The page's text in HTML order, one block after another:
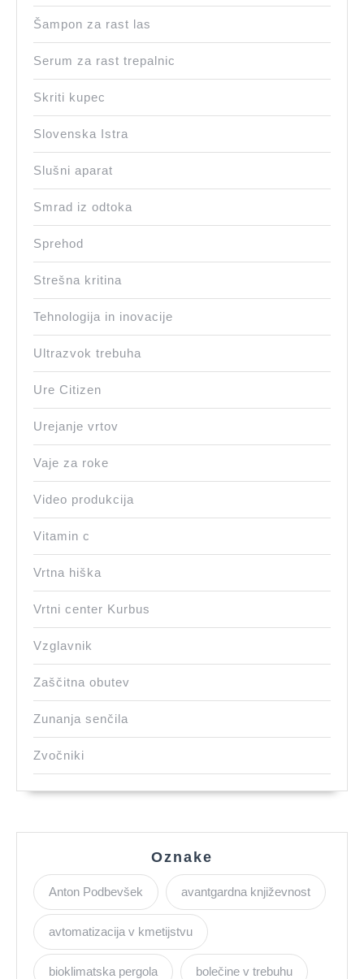
Šampon za rast las
Serum za rast trepalnic
Skriti kupec
Slovenska Istra
Slušni aparat
Smrad iz odtoka
Sprehod
Strešna kritina
Tehnologija in inovacije
Ultrazvok trebuha
Ure Citizen
Urejanje vrtov
Vaje za roke
Video produkcija
Vitamin c
Vrtna hiška
Vrtni center Kurbus
Vzglavnik
Zaščitna obutev
Zunanja senčila
Zvočniki
Oznake
Anton Podbevšek avantgardna književnost
avtomatizacija v kmetijstvu
bioklimatska pergola bolečine v trebuhu